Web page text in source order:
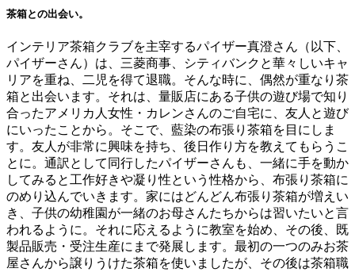
茶箱との出会い。
インテリア茶箱クラブを主宰するパイザー真澄さん（以下、
パイザーさん）は、三菱商事、シティバンクと華々しいキャ
リアを重ね、二児を得て退職。そんな時に、偶然が重なり茶
箱と出会います。それは、量販店にある子供の遊び場で知り
合ったアメリカ人女性・カレンさんのご自宅に、友人と遊び
にいったことから。そこで、藍染の布張り茶箱を目にしま
す。友人が非常に興味を持ち、後日作り方を教えてもらうこ
とに。通訳として同行したパイザーさんも、一緒に手を動か
してみると工作好きや凝り性という性格から、布張り茶箱に
のめり込んでいきます。家にはどんどん布張り茶箱が増えい
き、子供の幼稚園が一緒のお母さんたちからは習いたいと言
われるように。それに応えるように教室を始め、その後、既
製品販売・受注生産にまで発展します。最初の一つのみお茶
屋さんから譲りうけた茶箱を使いましたが、その後は茶箱職